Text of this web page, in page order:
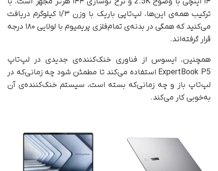
ترکیب همه‌ی این‌ها، لپ‌تاپی باریک با وزن ۱/۳ کیلوگرم دریافت
می‌کنید که همگی در بدنه‌ی تمام‌فلزی پریمیوم با لولایی ۱۸۰ درجه
قرار گرفته‌اند.
همچنین، ایسوس از فناوری خنک‌کننده‌ی جدیدی در لپ‌تاپ
ExpertBook P5 استفاده می‌کند تا مطمئن شود چه زمانی‌که در
لپ‌تاپ باز و چه زمانی‌که بسته است، سیستم خنک‌کننده‌ی آن
به‌خوبی کار می‌کند.